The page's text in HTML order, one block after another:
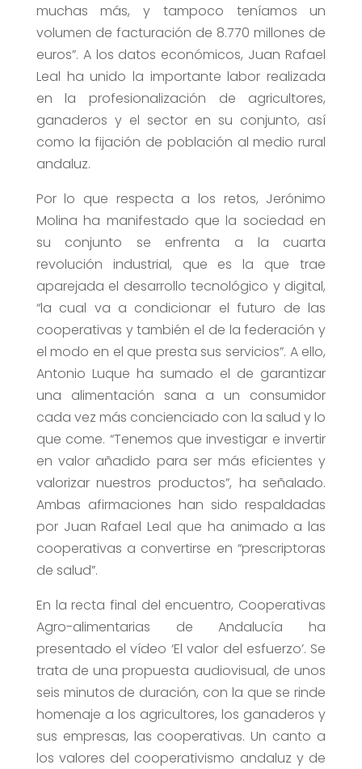
muchas más, y tampoco teníamos un
volumen de facturación de 8.770 millones de
euros”. A los datos económicos, Juan Rafael
Leal ha unido la importante labor realizada
en la profesionalización de agricultores,
ganaderos y el sector en su conjunto, así
como la fijación de población al medio rural
andaluz.
Por lo que respecta a los retos, Jerónimo
Molina ha manifestado que la sociedad en
su conjunto se enfrenta a la cuarta
revolución industrial, que es la que trae
aparejada el desarrollo tecnológico y digital,
“la cual va a condicionar el futuro de las
cooperativas y también el de la federación y
el modo en el que presta sus servicios”. A ello,
Antonio Luque ha sumado el de garantizar
una alimentación sana a un consumidor
cada vez más concienciado con la salud y lo
que come. “Tenemos que investigar e invertir
en valor añadido para ser más eficientes y
valorizar nuestros productos”, ha señalado.
Ambas afirmaciones han sido respaldadas
por Juan Rafael Leal que ha animado a las
cooperativas a convertirse en “prescriptoras
de salud”.
En la recta final del encuentro, Cooperativas
Agro-alimentarias de Andalucía ha
presentado el vídeo ‘El valor del esfuerzo’. Se
trata de una propuesta audiovisual, de unos
seis minutos de duración, con la que se rinde
homenaje a los agricultores, los ganaderos y
sus empresas, las cooperativas. Un canto a
los valores del cooperativismo andaluz y de